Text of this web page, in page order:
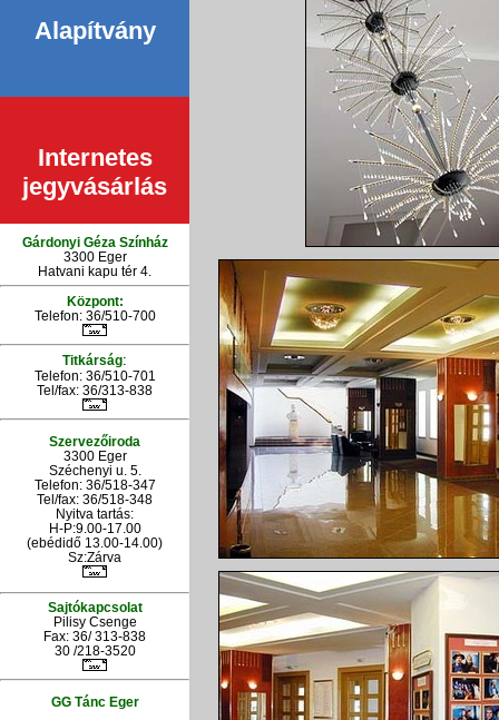
Alapítvány
Internetes
jegyvásárlás
Gárdonyi Géza Színház
3300 Eger
Hatvani kapu tér 4.
Központ:
Telefon: 36/510-700
Titkárság:
Telefon: 36/510-701
Tel/fax: 36/313-838
Szervezőiroda
3300 Eger
Széchenyi u. 5.
Telefon: 36/518-347
Tel/fax: 36/518-348
Nyitva tartás:
H-P:9.00-17.00
(ebédidő 13.00-14.00)
Sz:Zárva
Sajtókapcsolat
Pilisy Csenge
Fax: 36/ 313-838
30 /218-3520
GG Tánc Eger